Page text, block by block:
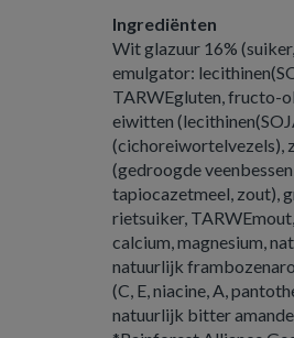
Ingrediënten
Wit glazuur 16%
emulgator:
TARWEgluten, fructo-
eiwitten
(cichoreiwortelvezels),
(gedroogde
tapiocazetmeel, zout),
rietsuiker,
calcium, magnesium,
natuurlijk
(C, E, niacine, A,
natuurlijk bitter